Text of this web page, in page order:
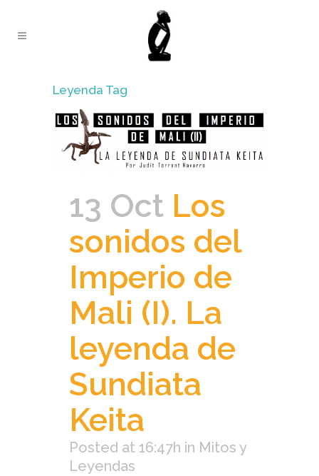
Leyenda Tag
13 Oct Los
sonidos del
Imperio de
Mali (I). La
leyenda de
Sundiata
Keita
Posted at 16:47h in Mitos y
Leyendas